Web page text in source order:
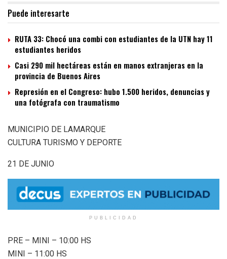
Puede interesarte
RUTA 33: Chocó una combi con estudiantes de la UTN hay 11
estudiantes heridos
Casi 290 mil hectáreas están en manos extranjeras en la
provincia de Buenos Aires
Represión en el Congreso: hubo 1.500 heridos, denuncias y
una fotógrafa con traumatismo
MUNICIPIO DE LAMARQUE
CULTURA TURISMO Y DEPORTE
21 DE JUNIO
PUBLICIDAD
PRE – MINI – 10:00 HS
MINI – 11:00 HS